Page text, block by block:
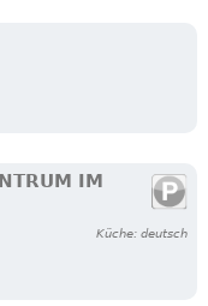
IM
Küche: deutsch